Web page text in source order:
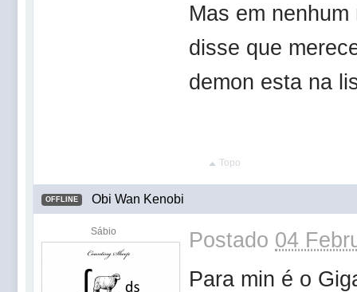
Mas em
disse que
demon esta na
Topo
OFFLINE Obi Wan Kenobi
Sábio Postado 04
Para min é o